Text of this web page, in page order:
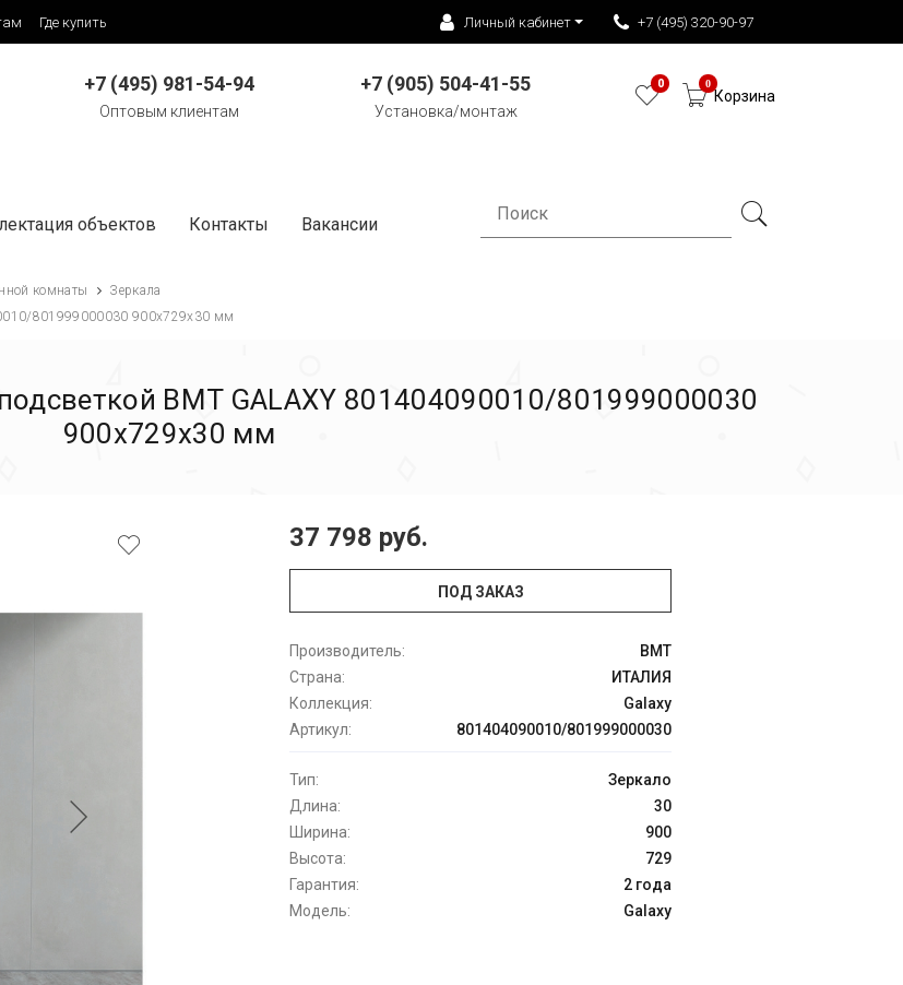
Где купить Личный кабинет +7 (495) 320-90-97
+7 (495) 981-54-94
Оптовым клиентам
+7 (905) 504-41-55
Установка/монтаж
0 0
Корзина
объектов Контакты Вакансии
комнаты
Зеркала
801999000030 900х729х30 мм
BMT GALAXY 801404090010/801999000030
900х729х30 мм
37 798 руб.
ПОД ЗАКАЗ
Производитель:
BMT
Страна:
ИТАЛИЯ
Коллекция:
Galaxy
Артикул:
801404090010/801999000030
Тип:
Зеркало
Длина:
30
Ширина:
900
Высота:
729
Гарантия:
2 года
Модель:
Galaxy